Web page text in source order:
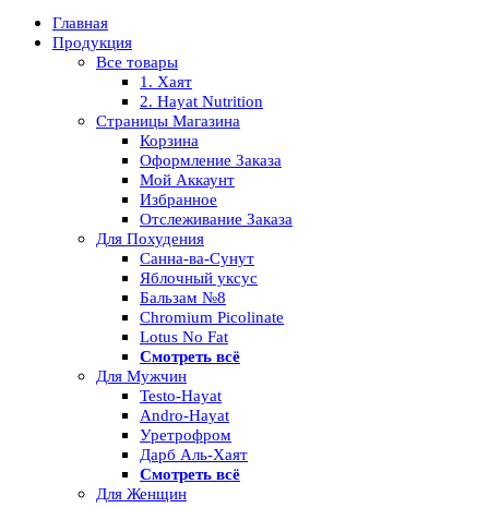
Главная
Продукция
Все товары
1. Хаят
2. Hayat Nutrition
Страницы Магазина
Корзина
Оформление Заказа
Мой Аккаунт
Избранное
Отслеживание Заказа
Для Похудения
Санна-ва-Сунут
Яблочный уксус
Бальзам №8
Chromium Picolinate
Lotus No Fat
Смотреть всё
Для Мужчин
Testo-Hayat
Andro-Hayat
Уретрофром
Дарб Аль-Хаят
Смотреть всё
Для Женщин